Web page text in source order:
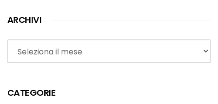
ARCHIVI
Archivi
CATEGORIE